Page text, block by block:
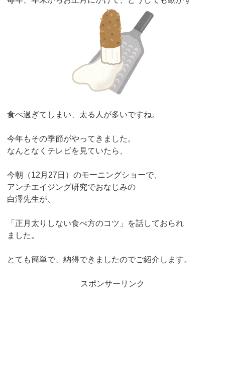
食べ過ぎてしまい、太る人が多いですね。
今年もその季節がやってきました。
なんとなくテレビを見ていたら、
今朝（12月27日）のモーニングショーで、
アンチエイジング研究でおなじみの
白澤先生が、
「正月太りしない食べ方のコツ」を話しておられ
ました。
とても簡単で、納得できましたのでご紹介します。
スポンサーリンク